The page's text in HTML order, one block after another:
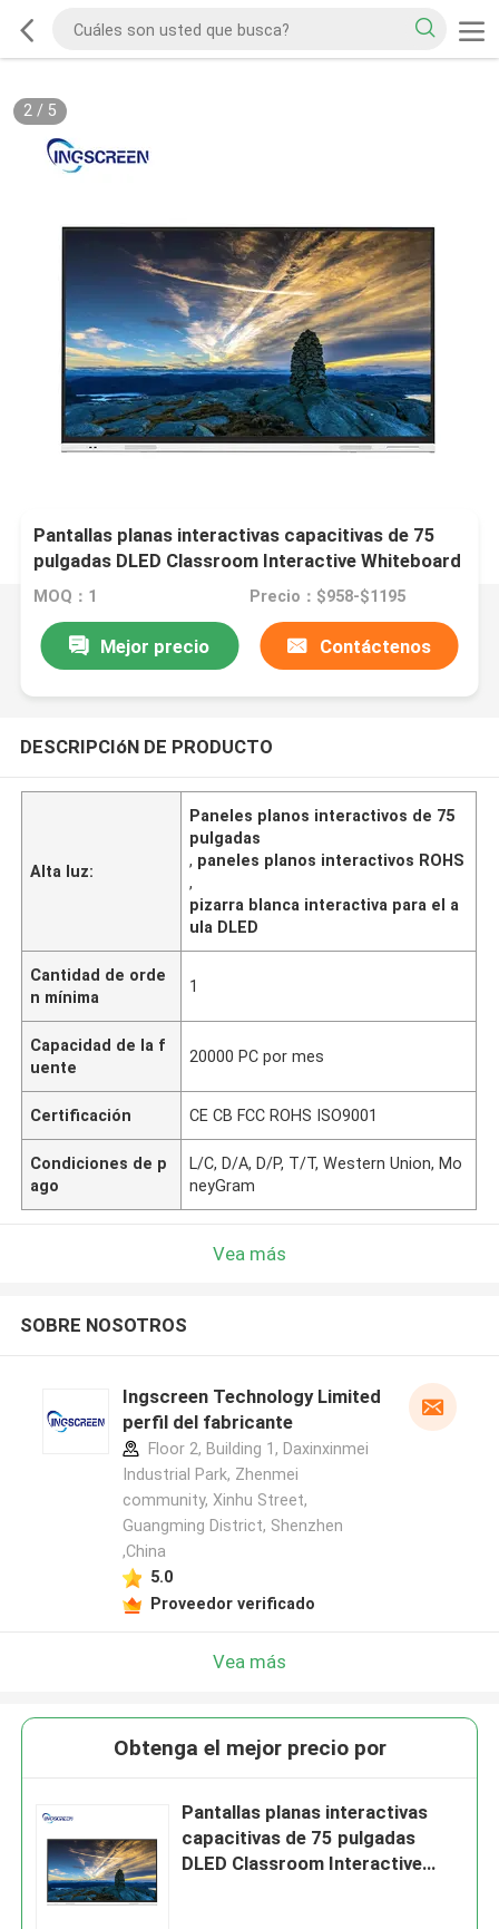
2/ 5
Pantallas planas interactivas capacitivas de 75
pulgadas DLED Classroom Interactive Whiteboard
MOQ：1 Precio：$958-$1195
Mejor precio Contáctenos
DESCRIPCIóN DE PRODUCTO
Alta luz:
Paneles planos interactivos de 75
pulgadas
, paneles planos interactivos ROHS
,
pizarra blanca interactiva para el a
ula DLED
Cantidad de orde
n mínima
1
Capacidad de la f
uente
20000 PC por mes
Certificación CE CB FCC ROHS ISO9001
Condiciones de p
ago
L/C, D/A, D/P, T/T, Western Union, Mo
neyGram
Vea más
SOBRE NOSOTROS
Ingscreen Technology Limited
perfil del fabricante
Floor 2, Building 1, Daxinxinmei
Industrial Park, Zhenmei
community, Xinhu Street,
Guangming District, Shenzhen
,China
5.0
Proveedor verificado
Vea más
Obtenga el mejor precio por
Pantallas planas interactivas
capacitivas de 75 pulgadas
DLED Classroom Interactive